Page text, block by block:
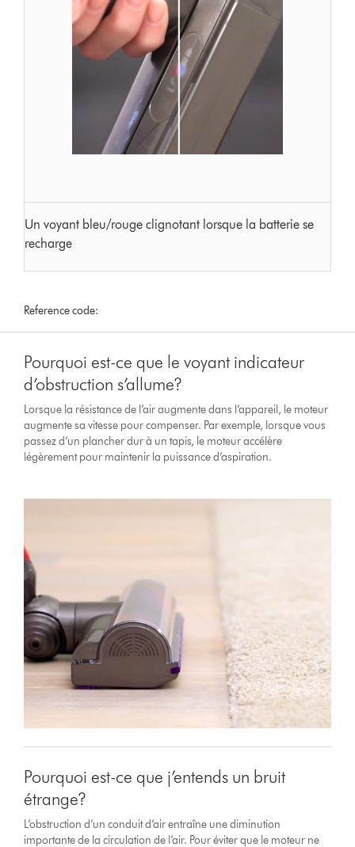
Un voyant bleu/rouge clignotant lorsque la batterie se
recharge
Reference code:
Pourquoi est-ce que le voyant indicateur
d’obstruction s’allume?
Lorsque la résistance de l’air augmente dans l’appareil, le moteur
augmente sa vitesse pour compenser. Par exemple, lorsque vous
passez d’un plancher dur à un tapis, le moteur accélère
légèrement pour maintenir la puissance d’aspiration.
Pourquoi est-ce que j’entends un bruit
étrange?
L’obstruction d’un conduit d’air entraîne une diminution
importante de la circulation de l’air. Pour éviter que le moteur ne